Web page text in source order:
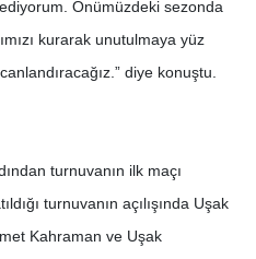
Önümüzdeki sezonda
kurarak unutulmaya yüz
diye konuştu.
turnuvanın ilk maçı
turnuvanın açılışında Uşak
Kahraman ve Uşak